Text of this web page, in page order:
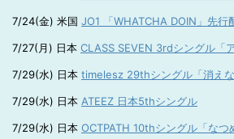
7/24(金) 米国 JO1 「WHATCHA DOIN」先行
7/27(月) 日本 CLASS SEVEN 3rdシングル「
7/29(水) 日本 timelesz 29thシングル「消えな
7/29(水) 日本 ATEEZ 日本5thシングル
7/29(水) 日本 OCTPATH 10thシングル「なつ